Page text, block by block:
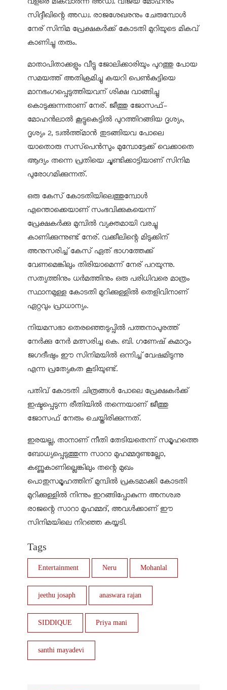
സിദ്ദീഖിന്റെ അഡ്വ. രാജശേഖരനും ചേരുമ്പോള്‍
നേര് സിനിമ പ്രേക്ഷകര്‍ക്ക് കോടതി മുറിയുടെ മികവ്
കാണിച്ചു തരും.
മാതാപിതാക്കളും വീട്ടു ജോലിക്കാരിയും പുറത്തു പോയ
സമയത്ത് അതിക്രമിച്ചു കയറി പെണ്‍കുട്ടിയെ
മാനഭംഗപ്പെടുത്തിയവന് ശിക്ഷ വാങ്ങിച്ചു
കൊടുക്കുന്നതാണ് നേര്. ജീത്തു ജോസഫ്-
മോഹന്‍ലാല്‍ കൂട്ടുകെട്ടില്‍ പുറത്തിറങ്ങിയ ദൃശ്യം,
ദൃശ്യം 2, ട്വല്‍ത്ത്മാന്‍ തുടങ്ങിയവ പോലെ
യാതൊരു സസ്‌പെന്‍സും മുമ്പോട്ടേക്ക് വെക്കാതെ
ആദ്യം തന്നെ പ്രതിയെ ചൂണ്ടിക്കാട്ടിയാണ് സിനിമ
പുരോഗമിക്കുന്നത്.
ഒരു കേസ് കോടതിയിലെത്തുമ്പോള്‍
എന്തൊക്കെയാണ് സംഭവിക്കുകയെന്ന്
പ്രേക്ഷകര്‍ക്കു മുമ്പില്‍ വ്യക്തമായി വരച്ചു
കാണിക്കുന്നുണ്ട് നേര്. വക്കീലിന്റെ മിടുക്കിന്
അനുസരിച്ച് കേസ് ഏത് ഭാഗത്തേക്ക്
വേണമെങ്കിലും തിരിയാമെന്ന് നേര് പറയുന്നു.
സത്യത്തിനും ധര്‍മത്തിനും ഒരു പരിധിവരെ മാത്രം
സ്ഥാനമുള്ള കോടതി മുറിക്കുള്ളില്‍ തെളിവിനാണ്
ഏറ്റവും പ്രാധാന്യം.
നിയമസഭാ തെരഞ്ഞെടുപ്പില്‍ പത്തനാപുരത്ത്
നേര്‍ക്കു നേര്‍ മത്സരിച്ച കെ. ബി. ഗണേഷ് കുമാറും
ജഗദീഷും ഈ സിനിമയില്‍ ഒന്നിച്ച് വേഷമിടുന്നു
എന്ന പ്രത്യേകത കൂടിയുണ്ട്.
പതിവ് കോടതി ചിത്രങ്ങള്‍ പോലെ പ്രേക്ഷകര്‍ക്ക്
ഇഷ്ടപ്പെടുന്ന രീതിയില്‍ തന്നെയാണ് ജീത്തു
ജോസഫ് നേരും ചെയ്തിരിക്കുന്നത്.
ഇരയല്ല, താനാണ് നീതി തേടിയതെന്ന് സമൂഹത്തെ
ബോധ്യപ്പെടുത്തുന്ന സാറാ മുഹമ്മദുണ്ടല്ലോ,
കണ്ണുകാണില്ലെങ്കിലും തന്റെ മുഖം
പൊതുസമൂഹത്തിന് മുമ്പില്‍ പ്രകടമാക്കി കോടതി
മുറിക്കുള്ളില്‍ നിന്നും ഇറങ്ങിപ്പോകുന്ന അനശ്വര
രാജന്റെ സാറാ മുഹമ്മദ്, അവള്‍ക്കാണ് ഈ
സിനിമയിലെ നിറഞ്ഞ കയ്യടി.
Tags
Entertainment Neru Mohanlal
jeethu josaph anaswara rajan
SIDDIQUE Priya mani
santhi mayadevi